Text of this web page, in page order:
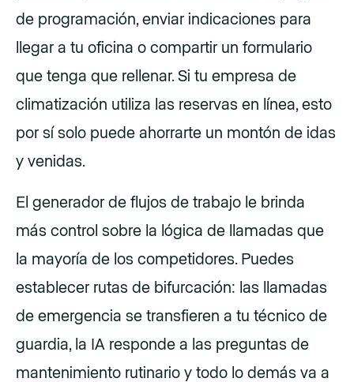
de programación, enviar indicaciones para
llegar a tu oficina o compartir un formulario
que tenga que rellenar. Si tu empresa de
climatización utiliza las reservas en línea, esto
por sí solo puede ahorrarte un montón de idas
y venidas.
El generador de flujos de trabajo le brinda
más control sobre la lógica de llamadas que
la mayoría de los competidores. Puedes
establecer rutas de bifurcación: las llamadas
de emergencia se transfieren a tu técnico de
guardia, la IA responde a las preguntas de
mantenimiento rutinario y todo lo demás va a